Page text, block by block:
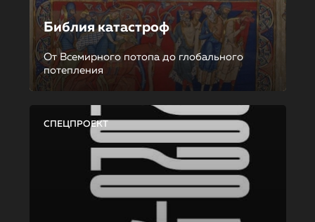
Библия катастроф
От Всемирного потопа до глобального
потепления
СПЕЦПРОЕКТ